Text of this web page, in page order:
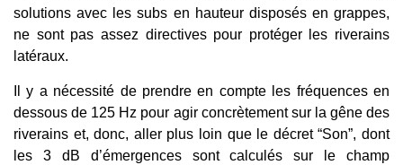
solutions avec les subs en hauteur disposés en grappes,
ne sont pas assez directives pour protéger les riverains
latéraux.
Il y a nécessité de prendre en compte les fréquences en
dessous de 125 Hz pour agir concrètement sur la gêne des
riverains et, donc, aller plus loin que le décret “Son”, dont
les 3 dB d’émergences sont calculés sur le champ